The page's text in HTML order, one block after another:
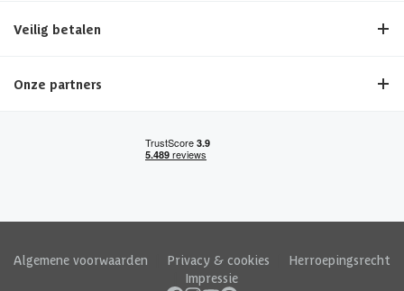
Veilig betalen
Onze partners
Algemene voorwaarden Privacy & cookies
Herroepingsrecht
Impressie